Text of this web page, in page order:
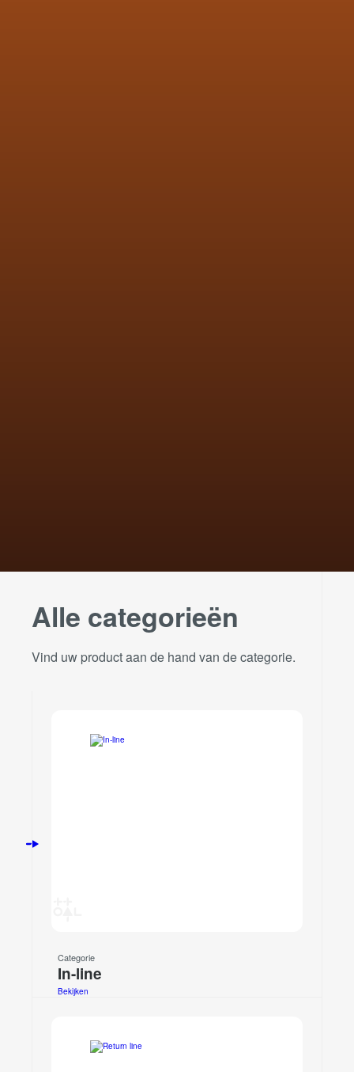
Alle categorieën
Vind uw product aan de hand van de categorie.
Categorie
In-line
Bekijken